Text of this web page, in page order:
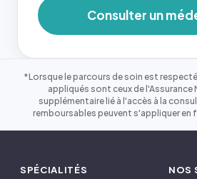
Consulter un
*Lorsque le parcours de soin est
appliqués sont ceux de l'Assurance
supplémentaire lié à l'accès à la
remboursables peuvent s'appliquer
SPÉCIALITÉS NOS